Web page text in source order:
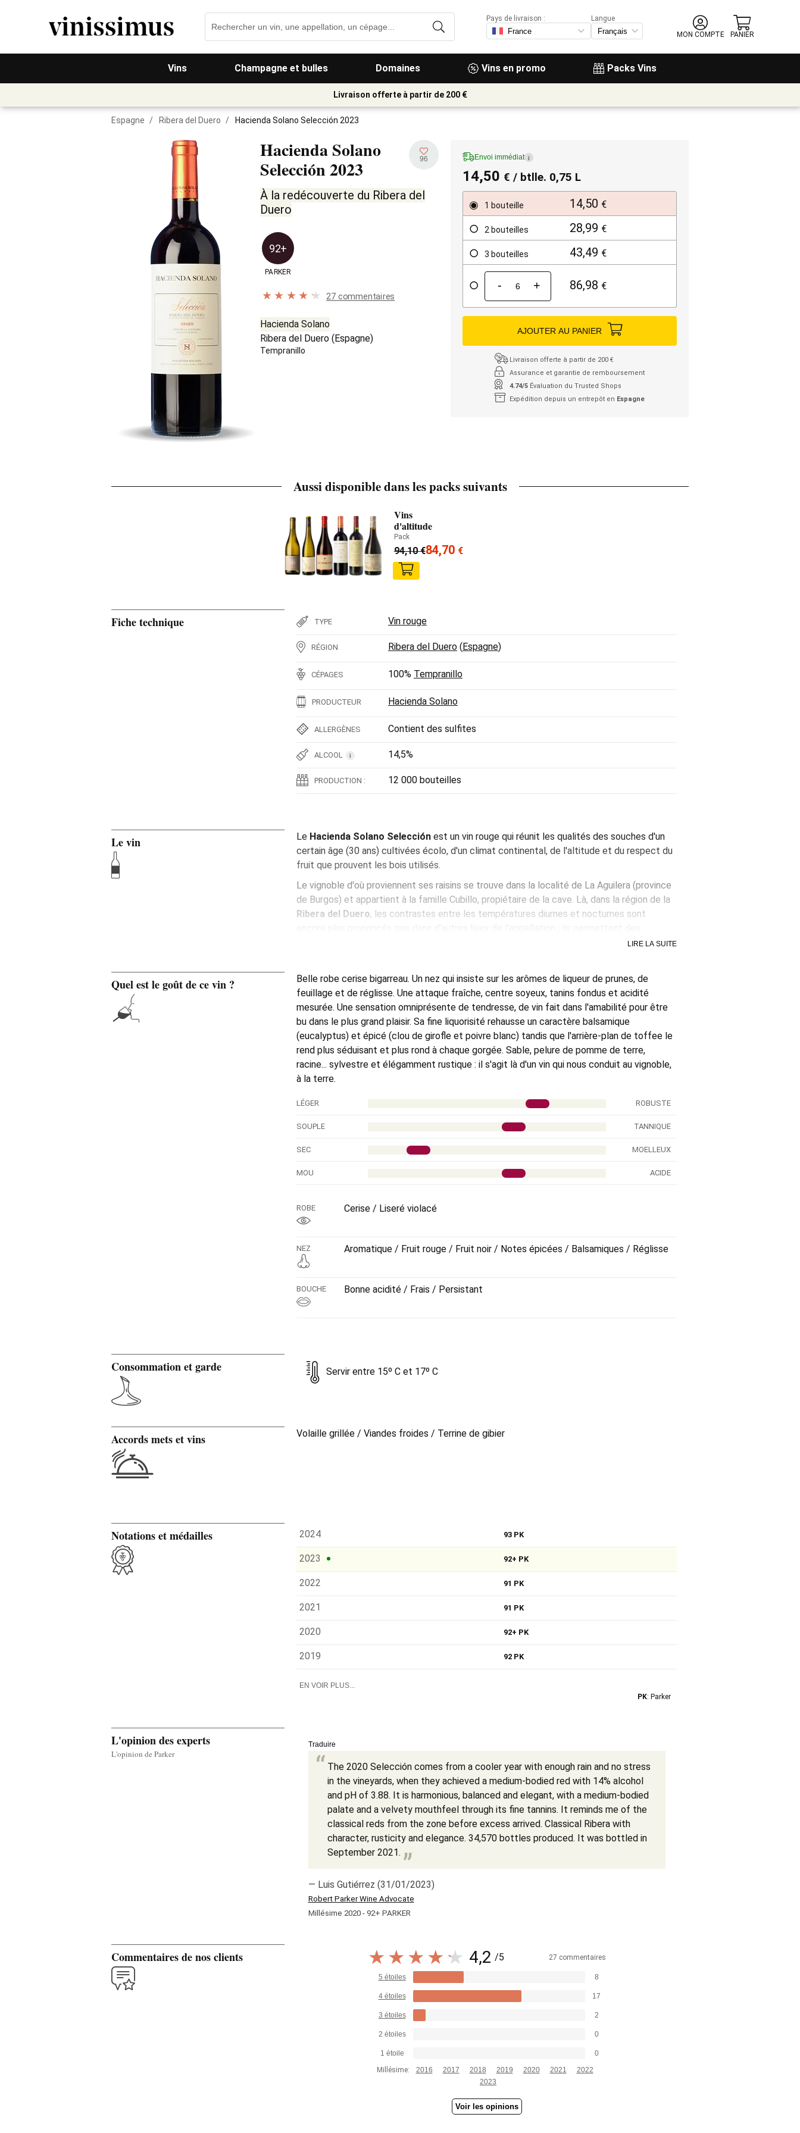
Vins Champagne et bulles Domaines Vins en promo Packs Vins
Pays de livraison :
Langue
MON COMPTE
PANIER
Livraison offerte à partir de 200 €
Espagne / Ribera del Duero / Hacienda Solano Selección 2023
Hacienda Solano
Selección2023 96
À la redécouverte du Ribera del
Duero
92+
PARKER
27 commentaires
Hacienda Solano
Ribera del Duero (Espagne)
Tempranillo
Envoi immédiat i
14,50 € / btlle. 0,75 L
1 bouteille 14,50 €
2 bouteilles 28,99 €
3 bouteilles 43,49 €
- + 86,98 €
AJOUTER AU PANIER
Livraison offerte à partir de 200 €
Assurance et garantie de remboursement
4.74/5 Évaluation du Trusted Shops
Expédition depuis un entrepôt en Espagne
Aussi disponible dans les packs suivants
Vins
d'altitude
Pack
94,10€84,70 €
Fiche technique TYPE Vin rouge
RÉGION Ribera del Duero (Espagne)
CÉPAGES 100% Tempranillo
PRODUCTEUR Hacienda Solano
ALLERGÈNES Contient des sulfites
ALCOOL i 14,5%
PRODUCTION : 12 000 bouteilles
Le vin Le Hacienda Solano Selección est un vin rouge qui réunit les qualités des souches d'un
certain âge (30 ans) cultivées écolo, d'un climat continental, de l'altitude et du respect du
fruit que prouvent les bois utilisés.
Le vignoble d'où proviennent ses raisins se trouve dans la localité de La Aguilera (province
de Burgos) et appartient à la famille Cubillo, propiétaire de la cave. Là, dans la région de la
Ribera del Duero, les contrastes entre les températures diurnes et nocturnes sont
maturations calmes qui donneront des vins d'un grand équilibre, complexes et frais. Un
l'albillo, qui apporte au vin un plus d'élégance.
En cave, le style peu interventionniste de l'œnologueSophie Khünet deToni Sarrión
(Bodega Mustiguillo) se note dans l'usage minimal de sulfure et dans l'emploi de barriques
de plusieurs vins qui n'estompent pas l'essence du fruit ni ne le surchargent de tanins
superflus. Le Hacienda Solano Selección est un vin tourné vers le passé, qui rappelle les
vins de nos grands-parents pour envisager l'avenir en toute sécurité.
LIRE LA SUITE
Quel est le goût de ce vin ?
Belle robe cerise bigarreau. Un nez qui insiste sur les arômes de liqueur de prunes, de
feuillage et de réglisse. Une attaque fraîche, centre soyeux, tanins fondus et acidité
mesurée. Une sensation omniprésente de tendresse, de vin fait dans l'amabilité pour être
bu dans le plus grand plaisir. Sa fine liquorisité rehausse un caractère balsamique
(eucalyptus) et épicé (clou de girofle et poivre blanc) tandis que l'arrière-plan de toffee le
rend plus séduisant et plus rond à chaque gorgée. Sable, pelure de pomme de terre,
racine... sylvestre et élégamment rustique : il s'agit là d'un vin qui nous conduit au vignoble,
à la terre.
LÉGER ROBUSTE
SOUPLE TANNIQUE
SEC MOELLEUX
MOU ACIDE
ROBE Cerise / Liseré violacé
NEZ Aromatique / Fruit rouge / Fruit noir / Notes épicées / Balsamiques / Réglisse
BOUCHE Bonne acidité / Frais / Persistant
Consommation et garde Servir entre 15º C et 17º C
Accords mets et vins Volaille grillée / Viandes froides / Terrine de gibier
Notations et médailles 2024 93 PK
2023 92+ PK
2022 91 PK
2021 91 PK
2020 92+ PK
2019 92 PK
EN VOIR PLUS...
PK: Parker
L'opinion des experts
L'opinion de Parker
Traduire
The 2020 Selección comes from a cooler year with enough rain and no stress
in the vineyards, when they achieved a medium-bodied red with 14% alcohol
and pH of 3.88. It is harmonious, balanced and elegant, with a medium-bodied
palate and a velvety mouthfeel through its fine tannins. It reminds me of the
classical reds from the zone before excess arrived. Classical Ribera with
character, rusticity and elegance. 34,570 bottles produced. It was bottled in
September 2021.
— Luis Gutiérrez (31/01/2023)
Robert Parker Wine Advocate
Millésime 2020 - 92+ PARKER
Commentaires de nos clients 4,2 /5 27 commentaires
5 étoiles 8
4 étoiles 17
3 étoiles 2
2 étoiles 0
1 étoile
0
Millésime:
2016 2017 2018 2019 2020 2021
2022
2023
Voir les opinions